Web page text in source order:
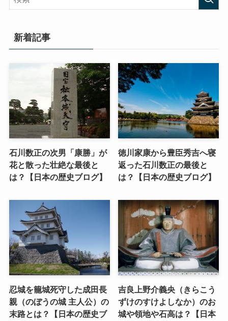
新着記事
石川数正の次男「康勝」が
花と散った壮絶な最後と
は？【日本の歴史ブログ】
徳川家康から豊臣秀吉へ寝
返った石川数正の最後と
は？【日本の歴史ブログ】
忍城を籠城死守した成田長
親（のぼうの城 主人公）の
末路とは？【日本の歴史ブ
吉良上野介義央（きらこう
ずけのすけよしなか）のお
城や領地や石高は？【日本